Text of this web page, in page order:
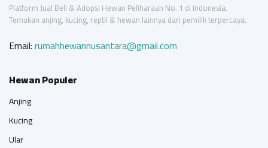
Platform Jual Beli & Adopsi Hewan Peliharaan No. 1 di Indonesia.
Temukan anjing, kucing, reptil & hewan lainnya dari pemilik terpercaya.
Email:rumahhewannusantara@gmail.com
Hewan Populer
Anjing
Kucing
Ular